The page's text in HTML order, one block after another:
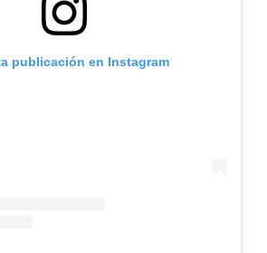
publicación en Instagram